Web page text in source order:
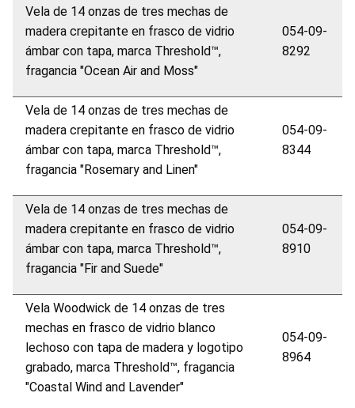
Vela de 14 onzas de tres mechas de
madera crepitante en frasco de vidrio
ámbar con tapa, marca Threshold™,
fragancia "Ocean Air and Moss"
054-09-
8292
Vela de 14 onzas de tres mechas de
madera crepitante en frasco de vidrio
ámbar con tapa, marca Threshold™,
fragancia "Rosemary and Linen"
054-09-
8344
Vela de 14 onzas de tres mechas de
madera crepitante en frasco de vidrio
ámbar con tapa, marca Threshold™,
fragancia "Fir and Suede"
054-09-
8910
Vela Woodwick de 14 onzas de tres
mechas en frasco de vidrio blanco
lechoso con tapa de madera y logotipo
grabado, marca Threshold™, fragancia
"Coastal Wind and Lavender"
054-09-
8964